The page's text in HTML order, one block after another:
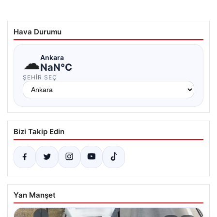
Hava Durumu
☁Ankara
NaN°C
ŞEHIR SEÇ
Bizi Takip Edin
Yan Manşet